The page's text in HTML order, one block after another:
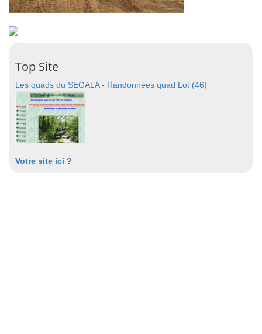
Top Site
Les quads du SEGALA - Randonnées quad Lot (46)
Votre site ici ?